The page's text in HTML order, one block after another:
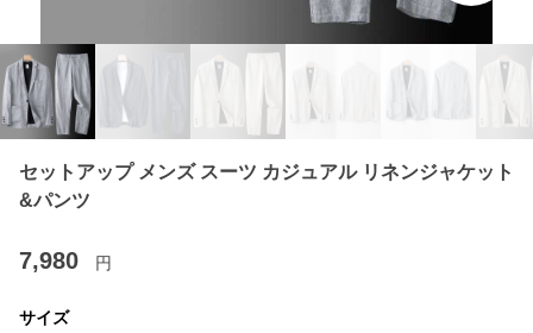
セットアップ メンズ スーツ カジュアル リネンジャケット
&パンツ
7,980 円
サイズ